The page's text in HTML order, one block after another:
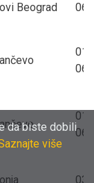
Beograd
da biste dobili
više